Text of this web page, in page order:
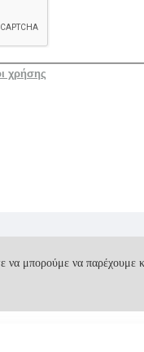
χρήσης
μπορούμε να παρέχουμε